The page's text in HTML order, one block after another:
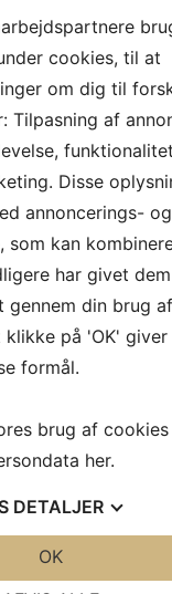
og legitime end
et lidt mere
cookies, til at
om dig til
Tilpasning af
Disse
annoncerings- og
som kan
har givet
gennem din brug
klikke på 'OK' giver
formål.
brug af
her.
DETALJER
OK